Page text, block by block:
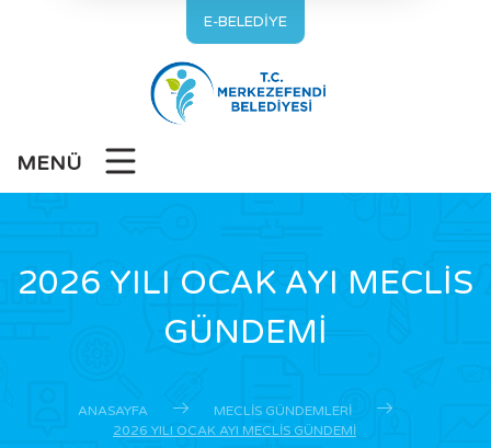
E-BELEDİYE
MENÜ
2026 YILI OCAK AYI MECLİS
GÜNDEMİ
ANASAYFA
MECLIS GÜNDEMLERI
2026 YILI OCAK AYI MECLİS GÜNDEMİ